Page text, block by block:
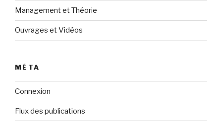
Management et Théorie
Ouvrages et Vidéos
MÉTA
Connexion
Flux des publications